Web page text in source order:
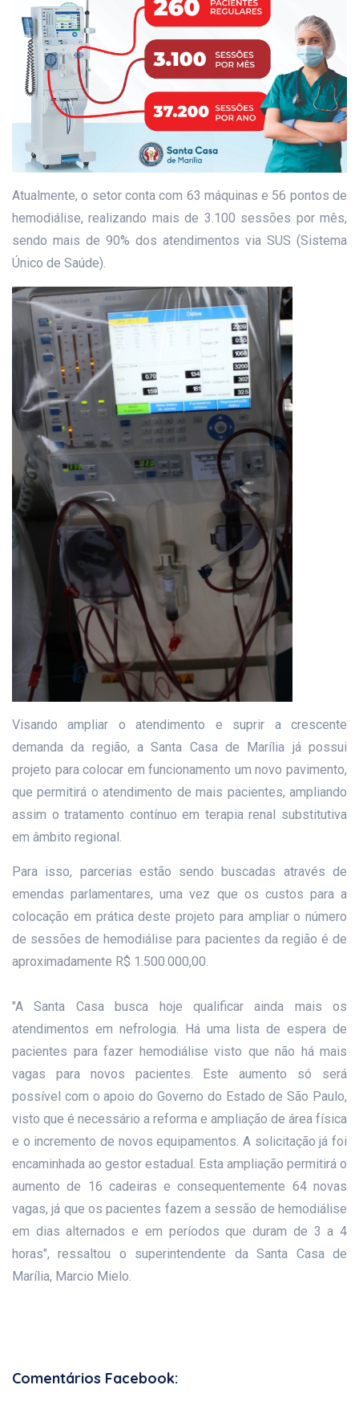
Atualmente, o setor conta com 63 máquinas e 56 pontos de
hemodiálise, realizando mais de 3.100 sessões por mês,
sendo mais de 90% dos atendimentos via SUS (Sistema
Único de Saúde).
Visando ampliar o atendimento e suprir a crescente
demanda da região, a Santa Casa de Marília já possui
projeto para colocar em funcionamento um novo pavimento,
que permitirá o atendimento de mais pacientes, ampliando
assim o tratamento contínuo em terapia renal substitutiva
em âmbito regional.
Para isso, parcerias estão sendo buscadas através de
emendas parlamentares, uma vez que os custos para a
colocação em prática deste projeto para ampliar o número
de sessões de hemodiálise para pacientes da região é de
aproximadamente R$ 1.500.000,00.
"A Santa Casa busca hoje qualificar ainda mais os
atendimentos em nefrologia. Há uma lista de espera de
pacientes para fazer hemodiálise visto que não há mais
vagas para novos pacientes. Este aumento só será
possível com o apoio do Governo do Estado de São Paulo,
visto que é necessário a reforma e ampliação de área física
e o incremento de novos equipamentos. A solicitação já foi
encaminhada ao gestor estadual. Esta ampliação permitirá o
aumento de 16 cadeiras e consequentemente 64 novas
vagas, já que os pacientes fazem a sessão de hemodiálise
em dias alternados e em períodos que duram de 3 a 4
horas", ressaltou o superintendente da Santa Casa de
Marília, Marcio Mielo.
Comentários Facebook: